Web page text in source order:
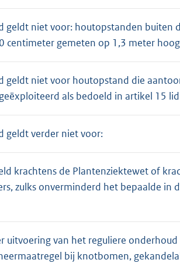
geldt niet voor: houtopstanden buiten
centimeter gemeten op 1,3 meter
geldt niet voor houtopstand die
als bedoeld in artikel 15
geldt verder niet voor:
krachtens de Plantenziektewet of
zulks onverminderd het bepaalde in
uitvoering van het reguliere
bij knotbomen,